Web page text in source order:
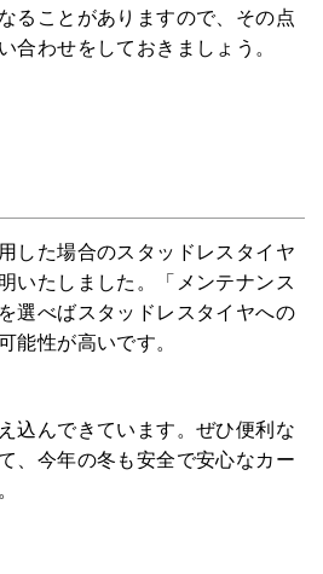
ることがありますので、その点
合わせをしておきましょう。
した場合のスタッドレスタイヤ
いたしました。「メンテナンス
選べばスタッドレスタイヤへの
能性が高いです。
込んできています。ぜひ便利な
、今年の冬も安全で安心なカー